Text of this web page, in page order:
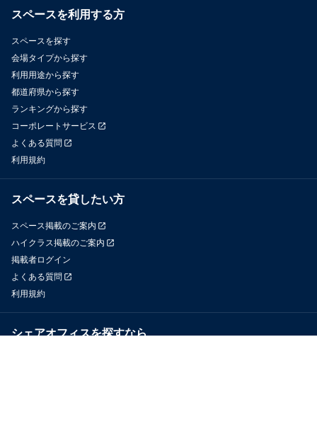
スペースを利用する方
スペースを探す
会場タイプから探す
利用用途から探す
都道府県から探す
ランキングから探す
コーポレートサービス
よくある質問
利用規約
スペースを貸したい方
スペース掲載のご案内
ハイクラス掲載のご案内
掲載者ログイン
よくある質問
利用規約
シェアオフィスを探すなら